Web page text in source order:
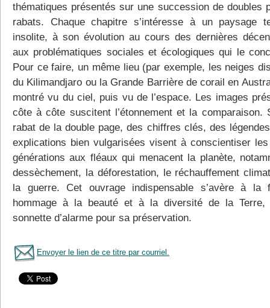
thématiques présentés sur une succession de doubles
rabats. Chaque chapitre s’intéresse à un paysage
insolite, à son évolution au cours des dernières
aux problématiques sociales et écologiques qui le
Pour ce faire, un même lieu (par exemple, les neiges
du Kilimandjaro ou la Grande Barrière de corail en
montré vu du ciel, puis vu de l’espace. Les images
côte à côte suscitent l’étonnement et la comparaison.
rabat de la double page, des chiffres clés, des
explications bien vulgarisées visent à conscientiser
générations aux fléaux qui menacent la planète,
dessèchement, la déforestation, le réchauffement
la guerre. Cet ouvrage indispensable s’avère à la
hommage à la beauté et à la diversité de la Terre,
sonnette d’alarme pour sa préservation.
Envoyer le lien de ce titre par courriel.